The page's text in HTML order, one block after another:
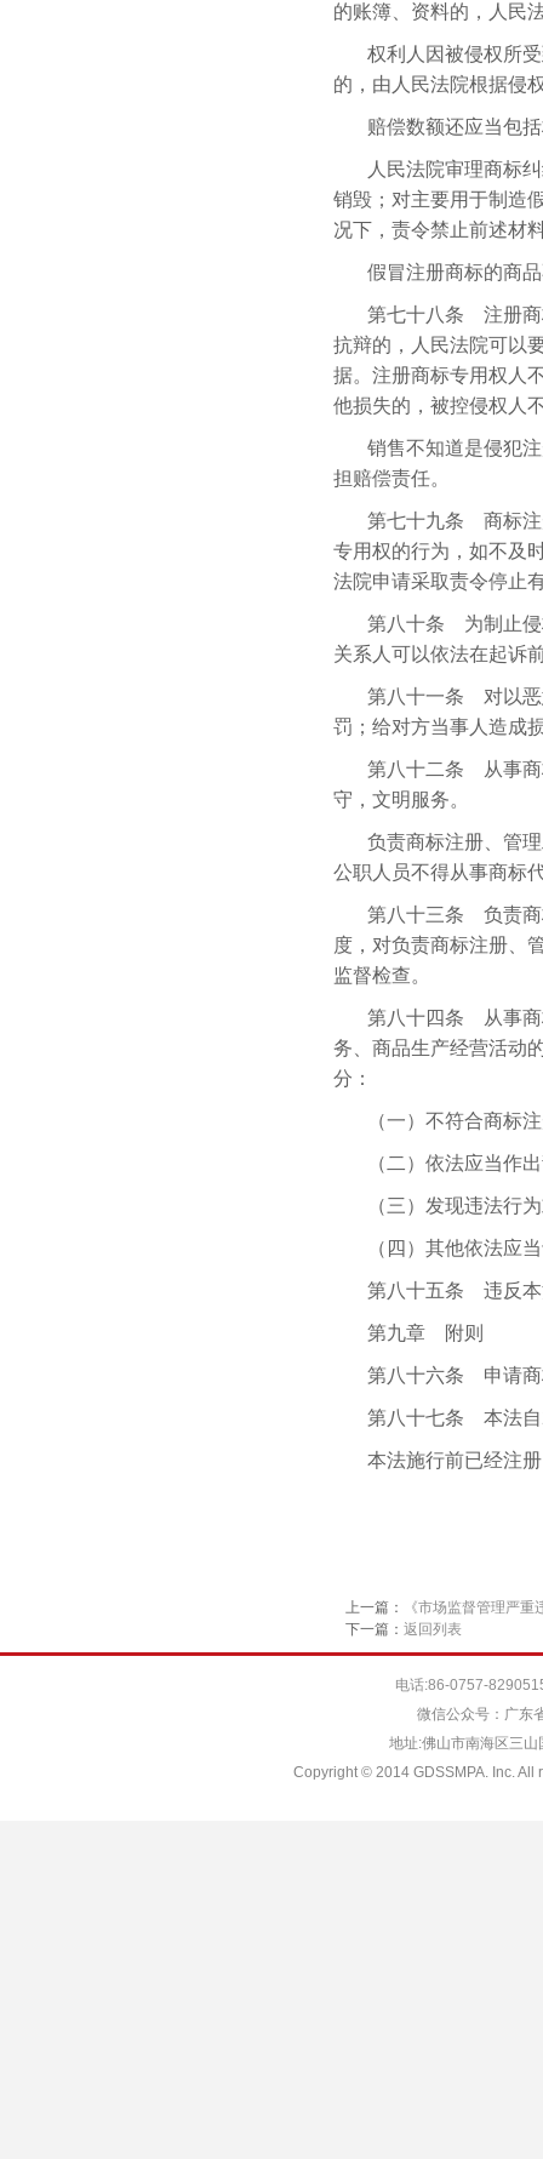
的账簿、资料的，人民
权利人因被侵权所
的，由人民法院根据侵
赔偿数额还应当包
人民法院审理商标
销毁；对主要用于制造
况下，责令禁止前述材
假冒注册商标的商
第七十八条 注册商
抗辩的，人民法院可以
据。注册商标专用权人
他损失的，被控侵权人
销售不知道是侵犯
担赔偿责任。
第七十九条 商标注
专用权的行为，如不及
法院申请采取责令停止
第八十条 为制止侵
关系人可以依法在起诉
第八十一条 对以恶
罚；给对方当事人造成
第八十二条 从事商
守，文明服务。
负责商标注册、管
公职人员不得从事商标
第八十三条 负责商
度，对负责商标注册、
监督检查。
第八十四条 从事商
务、商品生产经营活动
分：
（一）不符合商标
（二）依法应当作
（三）发现违法行
（四）其他依法应
第八十五条 违反本
第九章 附则
第八十六条 申请商
第八十七条 本法自
本法施行前已经注
上一篇：
《市场监督管理严
下一篇： 返回列表
电话:86-0757-
微信公众号：广东
地址:佛山市南海区三
Copyright © 2014 GDSSMPA. Inc. All